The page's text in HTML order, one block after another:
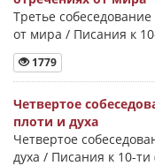
Третье
от мира / Писания к
1779
Четвертое
плоти и духа
Четвертое
духа / Писания к 10-ти